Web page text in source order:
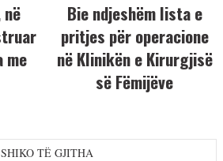
me
Bie ndjeshëm lista e
pritjes për operacione
në Klinikën e Kirurgjisë
së Fëmijëve
SHIKO TË GJITHA